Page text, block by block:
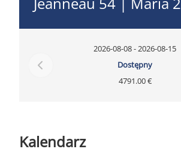
2026-08-08 - 2026-08-15
Dostępny
4791.00 €
Kalendarz